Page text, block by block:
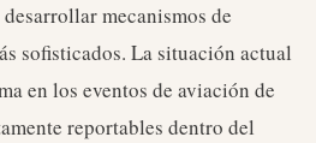
mecanismos de
sofisticados. La situación actual
en los eventos de aviación de
reportables dentro del